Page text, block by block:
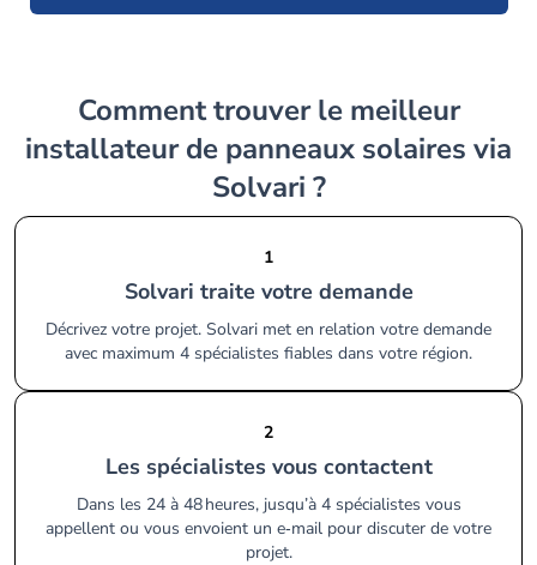
Comment trouver le meilleur
installateur de panneaux solaires via
Solvari ?
1
Solvari traite votre demande
Décrivez votre projet. Solvari met en relation votre demande
avec maximum 4 spécialistes fiables dans votre région.
2
Les spécialistes vous contactent
Dans les 24 à 48 heures, jusqu’à 4 spécialistes vous
appellent ou vous envoient un e‑mail pour discuter de votre
projet.